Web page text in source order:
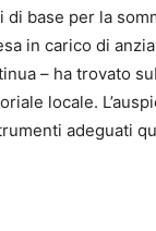
base per la
in carico di
– ha trovato
locale.
adeguati